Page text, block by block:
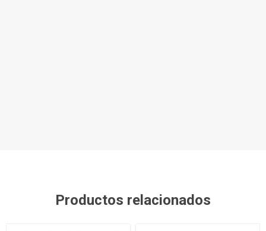
Productos relacionados